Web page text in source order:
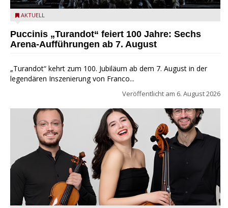
Turandot in der Arena von Verona - Ennevi für Fondazione
AKTUELL
Puccinis „Turandot“ feiert 100 Jahre: Sechs
Arena-Aufführungen ab 7. August
„Turandot“ kehrt zum 100. Jubiläum ab dem 7. August in der
legendären Inszenierung von Franco...
Veröffentlicht am 6. August 2026